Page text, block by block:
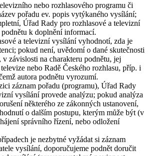
nebo rozhlasového programu či
pořadu ev. popis vytýkaného vysílání;
Úřad Rady pro rozhlasové a televizní
k doplnění informací.
a televizní vysílání vyhodnotí, zda je
pokud není, uvědomí o dané skutečnosti
v závislosti na charakteru podnětu, jej
nebo Radě Českého rozhlasu, příp. i
autora podnětu vyrozumí.
záznam pořadu (programu), Úřad Rady
vysílání provede analýzu; pokud analýza
některého ze zákonných ustanovení,
o dalším postupu, kterým může být (v
správního řízení, nebo odložení
je nezbytné vyžádat si záznam
vysílání, doporučujeme podnět doručit